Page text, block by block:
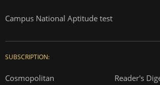
Campus National Aptitude test
SUBSCRIPTION:
Cosmopolitan Reader's